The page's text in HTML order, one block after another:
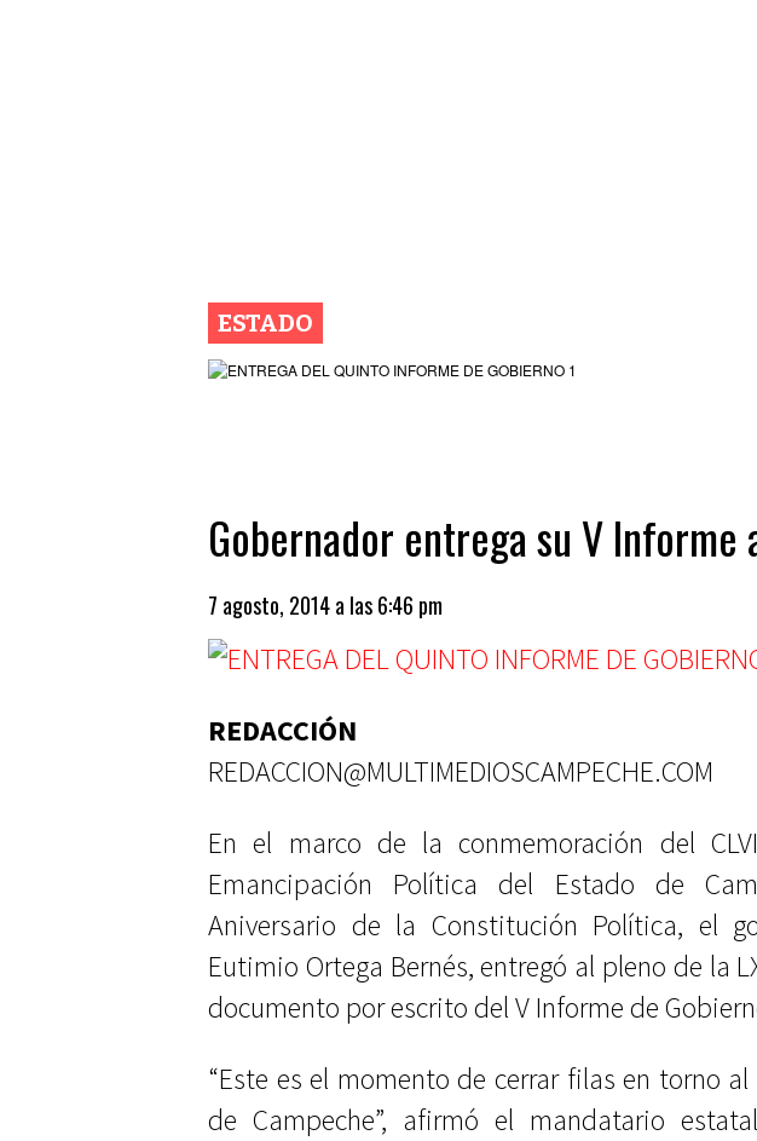
ESTADO
Gobernador entrega su V Informe
7 agosto, 2014 a las 6:46 pm
REDACCIÓN
REDACCION@MULTIMEDIOSCAMPECHE.COM
En el marco de la conmemoración del
Emancipación Política del Estado de
Aniversario de la Constitución Política, el
Eutimio Ortega Bernés, entregó al pleno de la
documento por escrito del V Informe de
“Este es el momento de cerrar filas en torno
de Campeche”, afirmó el mandatario